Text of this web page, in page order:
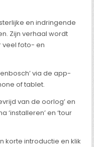
en indringende
Zijn verhaal wordt
veel foto- en
via de app-
of tablet.
van de oorlog’ en
‘installeren’ en ‘tour
korte introductie en klik